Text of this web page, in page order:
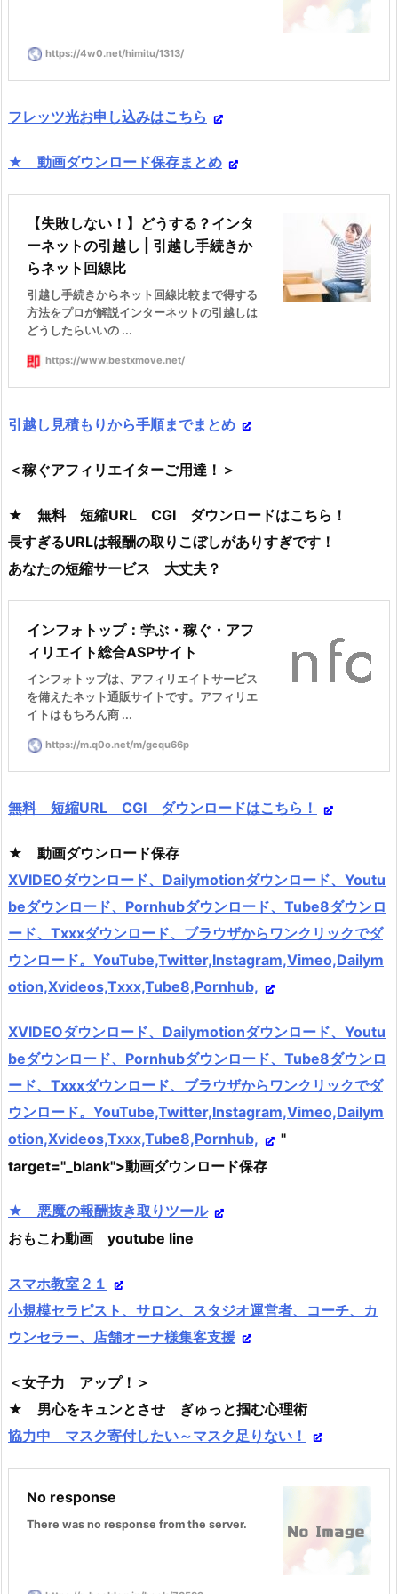
https://4w0.net/himitu/1313/
フレッツ光お申し込みはこちら
★ 動画ダウンロード保存まとめ
【失敗しない！】どうする？インタ
ーネットの引越し | 引越し手続きか
らネット回線比
引越し手続きからネット回線比較まで得する
方法をプロが解説インターネットの引越しは
どうしたらいいの ...
https://www.bestxmove.net/
引越し見積もりから手順までまとめ
＜稼ぐアフィリエイターご用達！＞
★ 無料 短縮URL CGI ダウンロードはこちら！
長すぎるURLは報酬の取りこぼしがありすぎです！
あなたの短縮サービス 大丈夫？
インフォトップ：学ぶ・稼ぐ・アフ
ィリエイト総合ASPサイト
インフォトップは、アフィリエイトサービス
を備えたネット通販サイトです。アフィリエ
イトはもちろん商 ...
https://m.q0o.net/m/gcqu66p
無料 短縮URL CGI ダウンロードはこちら！
★ 動画ダウンロード保存
XVIDEOダウンロード、Dailymotionダウンロード、Youtu
beダウンロード、Pornhubダウンロード、Tube8ダウンロ
ード、Txxxダウンロード、ブラウザからワンクリックでダ
ウンロード。YouTube,Twitter,Instagram,Vimeo,Dailym
otion,Xvideos,Txxx,Tube8,Pornhub,
XVIDEOダウンロード、Dailymotionダウンロード、Youtu
beダウンロード、Pornhubダウンロード、Tube8ダウンロ
ード、Txxxダウンロード、ブラウザからワンクリックでダ
ウンロード。YouTube,Twitter,Instagram,Vimeo,Dailym
otion,Xvideos,Txxx,Tube8,Pornhub,
"
target="_blank">動画ダウンロード保存
★ 悪魔の報酬抜き取りツール
おもこわ動画 youtube line
スマホ教室２１
小規模セラピスト、サロン、スタジオ運営者、コーチ、カ
ウンセラー、店舗オーナ様集客支援
＜女子力 アップ！＞
★ 男心をキュンとさせ ぎゅっと掴む心理術
協力中 マスク寄付したい～マスク足りない！
No response
There was no response from the server.